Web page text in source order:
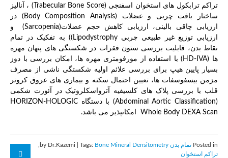
تراکم ترابکول های استخوان اسفنجی (Trabecular Bone Score) ، آنالیز
ساختار بافت چربی و عضلات (Body Composition Analysis) در
ارزیابی چاقی بالینی، ارزیابی کاهش حجم عضلات(Sarcopenia) و
ارزیابی توزیع غیر طبیعی چربی Lipodystrophy)) به تفکیک در تمام
نقاط بدن، قابلیت بررسی ستون فقرات در شکستگی های پنهان مهره
ها (HD-IVA) با استفاده از مورفومتری مهره ها، امکان بررسی با دوز
بسیار پایین هیپ برای بررسی علائم اولیه شکستگی ناشی از مصرف
مزمن بیسفوسفات ها، تعیین احتمال سکته و بیماری های عروق کرونر
قلب با بررسی پلاک های کلسیفیه آترواسکلروتیک در آئورت شکمی
(Abdominal Aortic Classification) با دستگاهHORIZON-HOLOGIC
Whole Body DEXA Scan امکانپذیر می باشد.
Posted in تمام بدن Bone Mineral Densitometry
تراکم استخوان